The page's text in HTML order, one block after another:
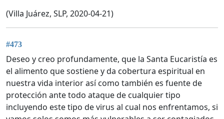
(Villa Juárez, SLP, 2020-04-21)
#473
Deseo y creo profundamente, que la Santa Eucaristía es
el alimento que sostiene y da cobertura espiritual en
nuestra vida interior así como también es fuente de
protección ante todo ataque de cualquier tipo
incluyendo este tipo de virus al cual nos enfrentamos, si